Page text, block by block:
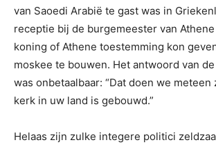
van Saoedi Arabië te gast was in
receptie bij de burgemeester van
koning of Athene toestemming kon
moskee te bouwen. Het antwoord van
was onbetaalbaar: “Dat doen we
kerk in uw land is gebouwd.”
Helaas zijn zulke integere politici